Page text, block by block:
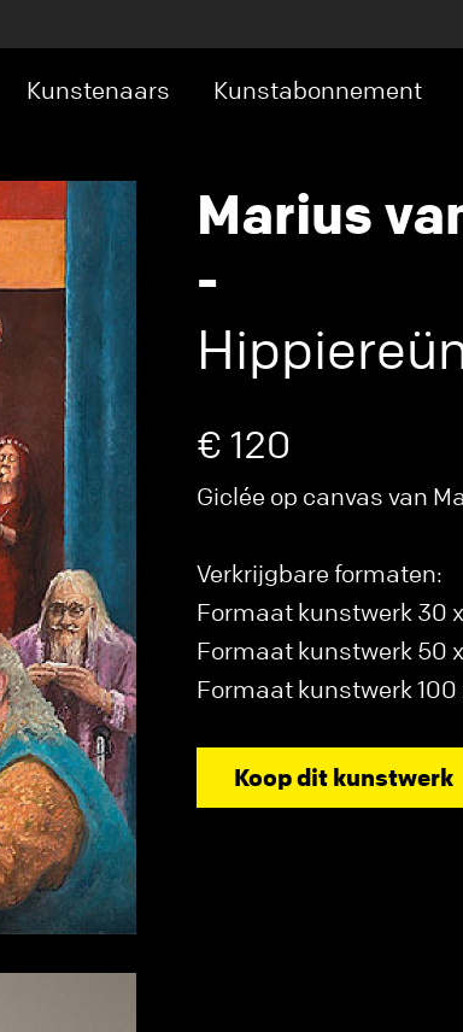
Kunstenaars Kunstabonnement
Marius
-
€ 120
Giclée op canvas van
Verkrijgbare formaten:
Formaat kunstwerk 30
Formaat kunstwerk 50
Formaat kunstwerk
Koop dit kunstwerk